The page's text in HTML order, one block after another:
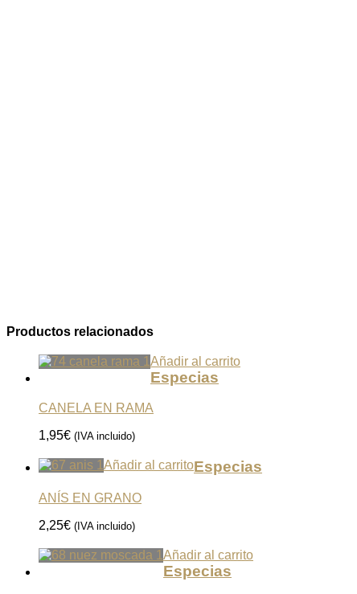
Productos relacionados
Añadir al carrito
Especias
CANELA EN RAMA
1,95€ (IVA incluido)
Añadir al carritoEspecias
ANÍS EN GRANO
2,25€ (IVA incluido)
Añadir al carrito
Especias